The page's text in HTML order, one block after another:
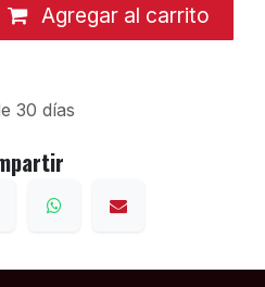
Agregar al carrito
30 días